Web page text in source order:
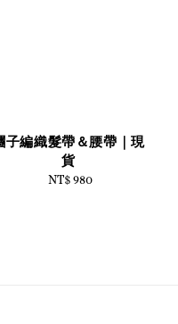
子編織髮帶＆腰帶｜現
貨
Regular
NT$ 980